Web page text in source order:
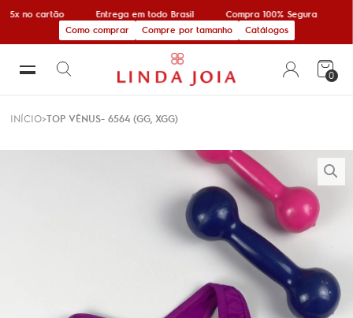
5x no cartão Entrega em todo Brasil Compra 100% Segura
Como comprar
Compre por tamanho Catálogos
0
INÍCIO TOP VÊNUS- 6564 (GG, XGG)